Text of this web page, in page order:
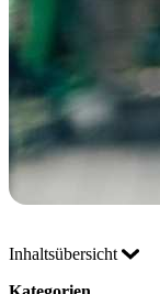
Inhaltsübersicht